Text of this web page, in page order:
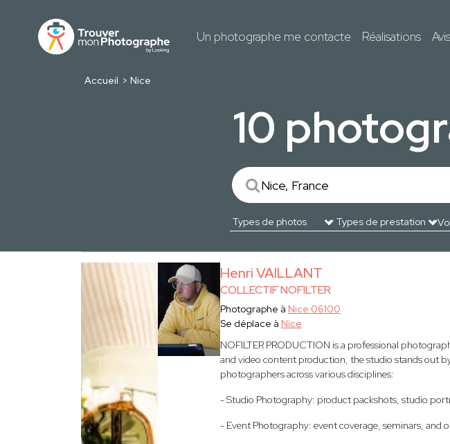
Un photographe me contacte Réalisations Avis
Accueil Nice
10
Henri VAILLANT
COLLECTIF NOFILTER
Photographe à Nice 06100
Se déplace à Nice
NOFILTER PRODUCTION is a professional
and video content production, the studio stands out
photographers across various disciplines:
- Studio Photography: product packshots, studio
- Event Photography: event coverage, seminars, and